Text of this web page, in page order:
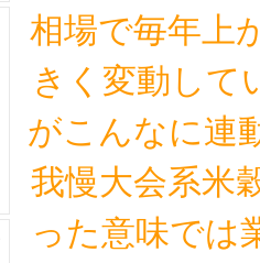
相場で毎年上
きく変動して
がこんなに連
我慢大会系米
った意味では